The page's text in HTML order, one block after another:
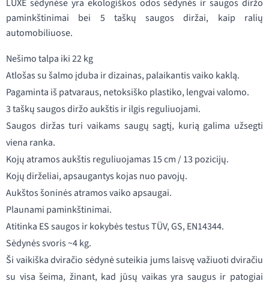
LUXE sėdynėse yra ekologiškos odos sėdynės ir saugos diržo
paminkštinimai bei 5 taškų saugos diržai, kaip ralių
automobiliuose.
Nešimo talpa iki 22 kg
Atlošas su šalmo įduba ir dizainas, palaikantis vaiko kaklą.
Pagaminta iš patvaraus, netoksiško plastiko, lengvai valomo.
3 taškų saugos diržo aukštis ir ilgis reguliuojami.
Saugos diržas turi vaikams saugų sagtį, kurią galima užsegti
viena ranka.
Kojų atramos aukštis reguliuojamas 15 cm / 13 pozicijų.
Kojų dirželiai, apsaugantys kojas nuo pavojų.
Aukštos šoninės atramos vaiko apsaugai.
Plaunami paminkštinimai.
Atitinka ES saugos ir kokybės testus TÜV, GS, EN14344.
Sėdynės svoris ~4 kg.
Ši vaikiška dviračio sėdynė suteikia jums laisvę važiuoti dviračiu
su visa šeima, žinant, kad jūsų vaikas yra saugus ir patogiai